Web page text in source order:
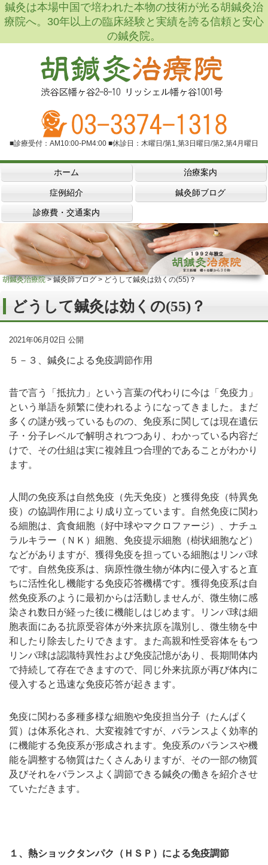
鍼灸は本場中国で培われた本物の技術が光る胡鍼灸治
療院へ。30年以上の臨床経験と実績を誇る信頼と安心
の鍼灸院。
■診療受付：AM10:00-PM4:00 ■休診日：木曜日/第1,第3日曜日/第2,第4月曜日
ホーム 治療案内
症例紹介 鍼灸師ブログ
診療費・交通案内
胡鍼灸治療院>鍼灸師ブログ> どうして鍼灸は効くの(55)？
どうして鍼灸は効くの(55)？
2021年06月02日 公開
５－３、鍼灸による免疫調節作用
昔で言う「抵抗力」という言葉の代わりに今は「免疫力」
という単語を頻繁に使われるようになってきました。まだ
多くの謎が残っているものの、免疫系に関しては現在遺伝
子・分子レベルで解明されつつあり、わかっている内容だ
けで、その仕組は実に複雑且つ合理的であることがわかり
ます。
人間の免疫系は自然免疫（先天免疫）と獲得免疫（特異免
疫）の協調作用により成り立っています。自然免疫に関わ
る細胞は、貪食細胞（好中球やマクロファージ）、ナチュ
ラルキラー（ＮＫ）細胞、免疫提示細胞（樹状細胞など）
などがありますが、獲得免疫を担っている細胞はリンパ球
です。自然免疫系は、病原性微生物が体内に侵入すると直
ちに活性化し機能する免疫応答機構です。獲得免疫系は自
然免疫系のように最初からは活動しませんが、微生物に感
染され数日が経った後に機能しはじめます。リンパ球は細
胞表面にある抗原受容体が外来抗原を識別し、微生物を中
和したり除去したりできます。また高親和性受容体をもつ
リンパ球は認識特異性および免疫記憶があり、長期間体内
で持続して存在できますので、同じ外来抗原が再び体内に
侵入すると迅速な免疫応答が起きます。
免疫に関わる多種多様な細胞や免疫担当分子（たんぱく
質）は体系化され、大変複雑ですが、バランスよく効率的
に機能する免疫系が形成されます。免疫系のバランスや機
能を調整する物質はたくさんありますが、その一部の物質
及びそれをバランスよく調節できる鍼灸の働きを紹介させ
ていただきます。
１、熱ショックタンパク（ＨＳＰ）による免疫調節